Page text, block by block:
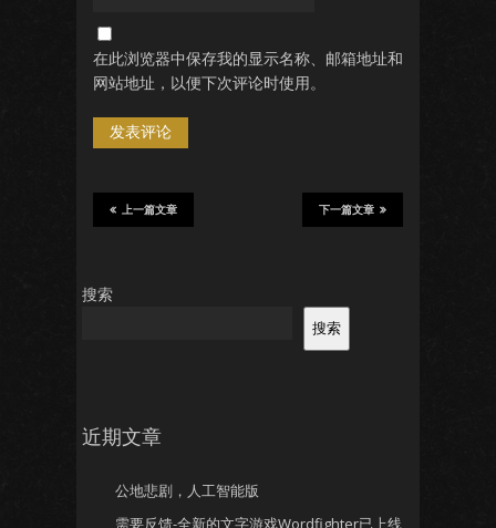
在此浏览器中保存我的显示名称、邮箱地址和
网站地址，以便下次评论时使用。
下一篇文章
上一篇文章
搜索
搜索
近期文章
公地悲剧，人工智能版
需要反馈-全新的文字游戏Wordfighter已上线